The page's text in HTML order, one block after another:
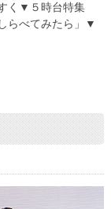
く▼５時台特集
らべてみたら」▼